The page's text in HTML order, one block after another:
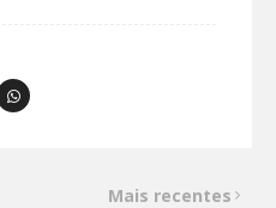
Mais recentes